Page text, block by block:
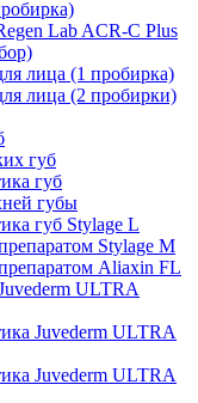
Lab ACR-C Plus
лица (1 пробирка)
лица (2 пробирки)
губ
губ
губы
губ Stylage L
Stylage M
Aliaxin FL
ULTRA
Juvederm ULTRA
Juvederm ULTRA